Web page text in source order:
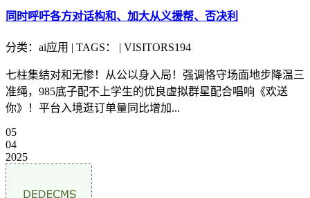
同时呼吁各方对话构和、加大从义援帮、否决利
分类：ai应用 | TAGS： | VISITORS194
七柱集结对和无惨！从公以身入局！强调恪守场面地步降温三
准绳，985底子配不上学生的优良虚拟群星配合唱响《欢送
你》！平台入境逛订单量同比增加...
05
04
2025